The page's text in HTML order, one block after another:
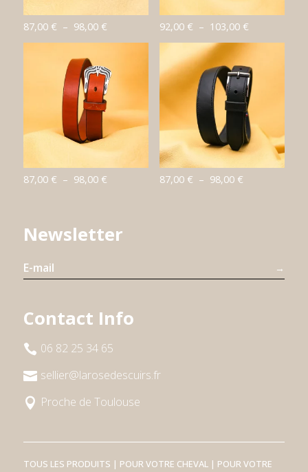
87,00 € – 98,00 €Plage
de
87,00 €
à
98,00 €
92,00 € – 103,00 €Plage
de
92,00 €
à
103,00 €
87,00 € – 98,00 €Plage
87,00 €
87,00 € – 98,00 €Plage
Newsletter
→
Contact Info
 06 82 25 34 65
 sellier@larosedescuirs.fr
 Proche de Toulouse
TOUS LES PRODUITS | POUR VOTRE CHEVAL| POUR VOTRE